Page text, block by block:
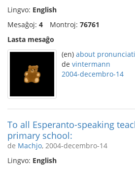
Lingvo: English
Mesaĝoj: 4 Montroj: 76761
Lasta mesaĝo
(en) about
de vintermann
2004-decembro-14
To all Esperanto-speaking
primary school:
de Machjo, 2004-decembro-14
Lingvo: English